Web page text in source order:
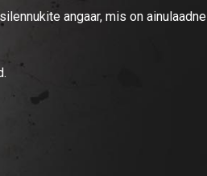
angaar, mis on ainulaadne